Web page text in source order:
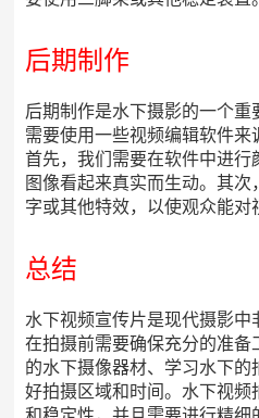
后期制作
后期制作是水下摄影的一个
需要使用一些视频编辑软件来
首先，我们需要在软件中进
图像看起来真实而生动。其
字或其他特效，以使观众能对
总结
水下视频宣传片是现代摄影中
在拍摄前需要确保充分的准备
的水下摄像器材、学习水下
好拍摄区域和时间。水下视